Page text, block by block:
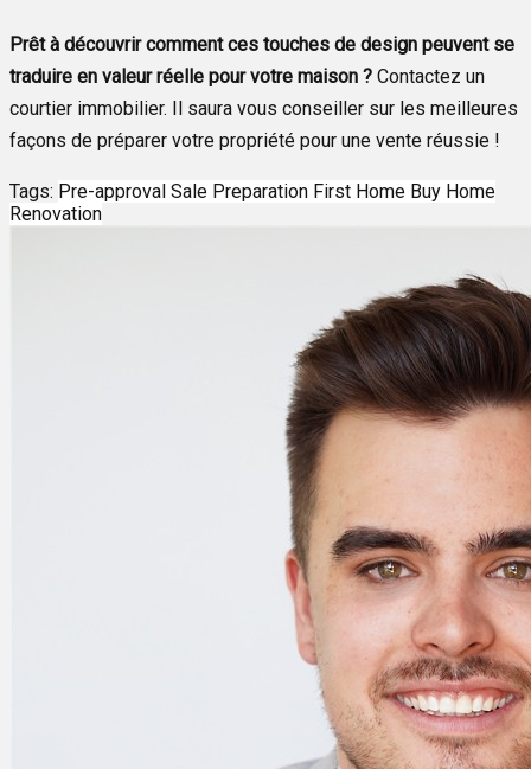
Prêt à découvrir comment ces touches de design peuvent se
traduire en valeur réelle pour votre maison ? Contactez un
courtier immobilier. Il saura vous conseiller sur les meilleures
façons de préparer votre propriété pour une vente réussie !
Tags: Pre-approval Sale Preparation First Home Buy Home
Renovation